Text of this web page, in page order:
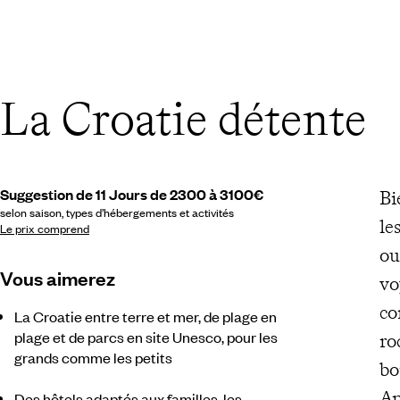
La Croatie détente
Suggestion de 11 Jours de 2300 à 3100€
selon saison, types d’hébergements et activités
Le prix comprend
Vous aimerez
La Croatie entre terre et mer, de plage en
plage et de parcs en site Unesco, pour les
grands comme les petits